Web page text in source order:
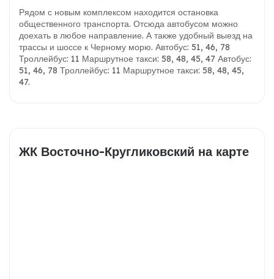
Рядом с новым комплексом находится остановка
общественного транспорта. Отсюда автобусом можно
доехать в любое направление. А также удобный выезд на
трассы и шоссе к Черному морю. Автобус: 51, 46, 78
Троллейбус: 11 Маршрутное такси: 58, 48, 45, 47 Автобус:
51, 46, 78 Троллейбус: 11 Маршрутное такси: 58, 48, 45,
47.
ЖК Восточно-Кругликовский на карте